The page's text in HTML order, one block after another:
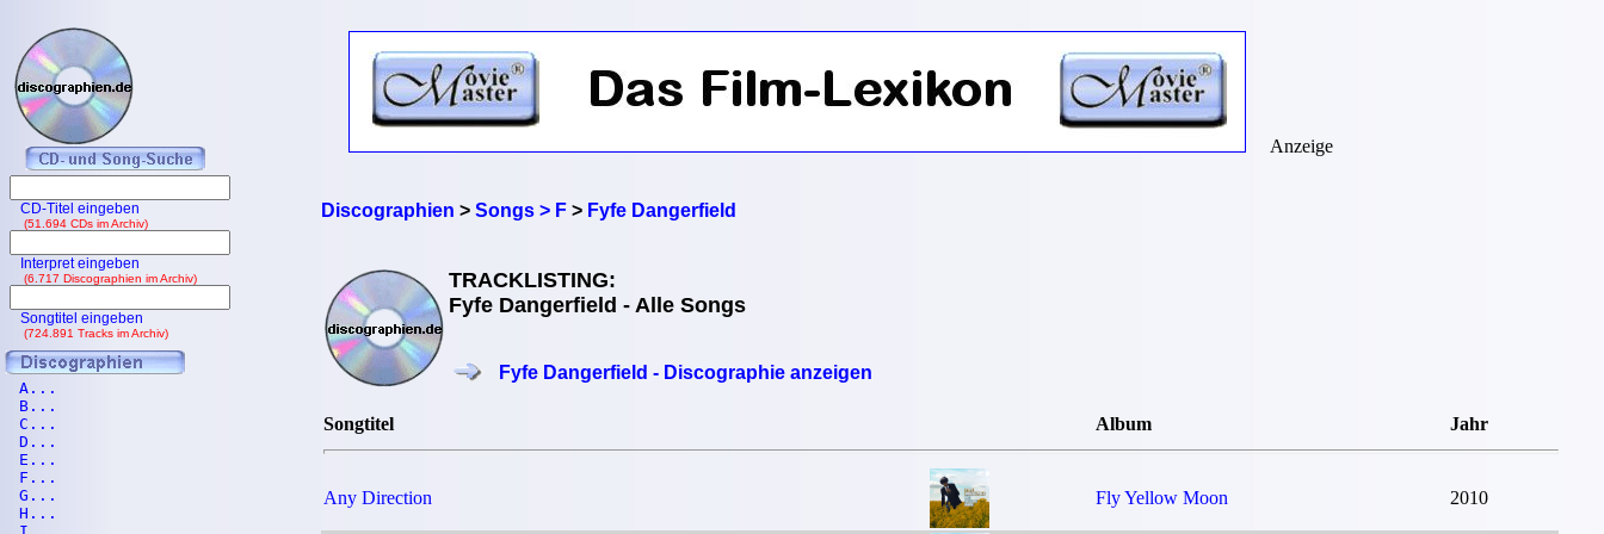
Discographien > Songs > F> Fyfe Dangerfield
TRACKLISTING:
Fyfe Dangerfield - Alle Songs
Fyfe Dangerfield - Discographie anzeigen
Songtitel Album Jahr
Any Direction Fly Yellow Moon 2010
Anzeige
CD-Titel eingeben
(51.694 CDs im Archiv)
Interpret eingeben
(6.717 Discographien im Archiv)
Songtitel eingeben
(724.891 Tracks im Archiv)
A...
B...
C...
D...
E...
F...
G...
H...